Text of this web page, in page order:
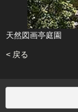
天然図画亭庭園
< 戻る